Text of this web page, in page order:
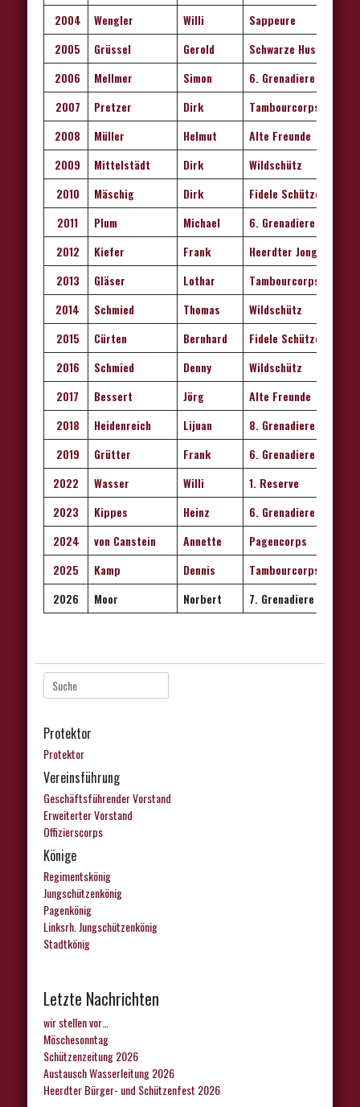
2004
Wengler Willi
Sappeure
2005
Grüssel Gerold
Schwarze Husaren
2006
Mellmer Simon
6. Grenadiere
2007
Pretzer Dirk
Tambourcorps
2008
Müller Helmut
Alte Freunde
2009
Mittelstädt Dirk
Wildschütz
2010
Mäschig Dirk
Fidele Schützen
2011
Plum Michael
6. Grenadiere
2012
Kiefer Frank
Heerdter Jongens
2013
Gläser Lothar
Tambourcorps
2014
Schmied Thomas
Wildschütz
2015
Cürten Bernhard
Fidele Schützen
2016
Schmied Denny
Wildschütz
2017
Bessert Jörg
Alte Freunde
2018
Heidenreich Lijuan
8. Grenadiere
2019
Grütter Frank
6. Grenadiere
2022
Wasser Willi
1. Reserve
2023
Kippes Heinz
6. Grenadiere
2024
von Canstein Annette
Pagencorps
2025
Kamp Dennis Tambourcorps
2026
Moor Norbert 7. Grenadiere
Suche
nach:
Protektor
Protektor
Vereinsführung
Geschäftsführender Vorstand
Erweiterter Vorstand
Offizierscorps
Könige
Regimentskönig
Jungschützenkönig
Pagenkönig
Linksrh. Jungschützenkönig
Stadtkönig
Letzte Nachrichten
wir stellen vor…
Möschesonntag
Schützenzeitung 2026
Austausch Wasserleitung 2026
Heerdter Bürger- und Schützenfest 2026